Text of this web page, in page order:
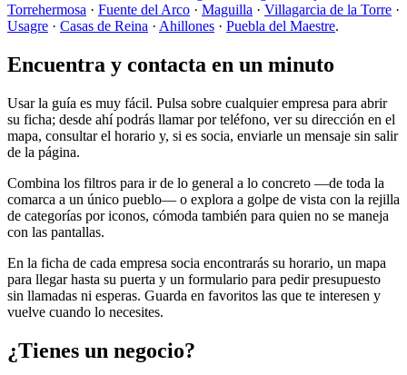
Torrehermosa · Fuente del Arco · Maguilla · Villagarcia de la Torre ·
Usagre · Casas de Reina · Ahillones · Puebla del Maestre.
Encuentra y contacta en un minuto
Usar la guía es muy fácil. Pulsa sobre cualquier empresa para abrir
su ficha; desde ahí podrás llamar por teléfono, ver su dirección en el
mapa, consultar el horario y, si es socia, enviarle un mensaje sin salir
de la página.
Combina los filtros para ir de lo general a lo concreto —de toda la
comarca a un único pueblo— o explora a golpe de vista con la rejilla
de categorías por iconos, cómoda también para quien no se maneja
con las pantallas.
En la ficha de cada empresa socia encontrarás su horario, un mapa
para llegar hasta su puerta y un formulario para pedir presupuesto
sin llamadas ni esperas. Guarda en favoritos las que te interesen y
vuelve cuando lo necesites.
¿Tienes un negocio?